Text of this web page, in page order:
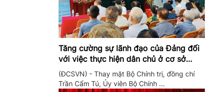
Tăng cường sự lãnh đạo của Đảng đối
với việc thực hiện dân chủ ở cơ sở
trong giai đoạn mới
(ĐCSVN) - Thay mặt Bộ Chính trị, đồng chí
Trần Cẩm Tú, Ủy viên Bộ Chính ...